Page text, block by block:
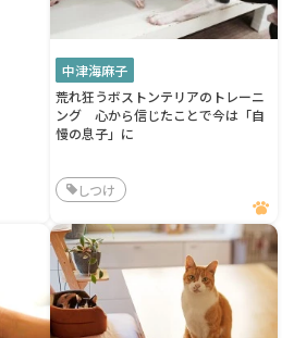
中津海麻子
荒れ狂うボストンテリアのトレーニ
ング 心から信じたことで今は「自
慢の息子」に
しつけ